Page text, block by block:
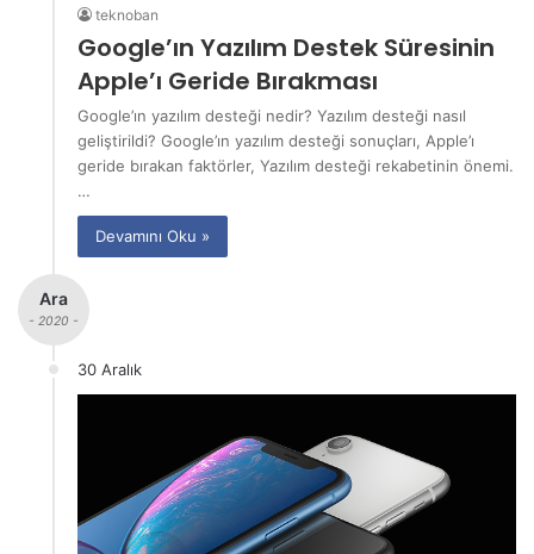
teknoban
Google’ın Yazılım Destek Süresinin
Apple’ı Geride Bırakması
Google’ın yazılım desteği nedir? Yazılım desteği nasıl
geliştirildi? Google’ın yazılım desteği sonuçları, Apple’ı
geride bırakan faktörler, Yazılım desteği rekabetinin önemi.
…
Devamını Oku »
Ara
- 2020 -
30 Aralık